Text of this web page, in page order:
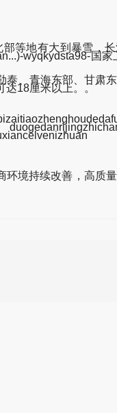
等地有大到暴雪，长
wyqkydsta98-国家
、青海东部、甘肃东
18厘米以上。。
境持续改善，高质